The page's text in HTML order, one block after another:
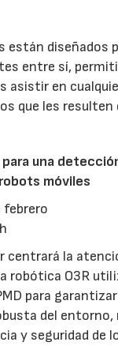
están diseñados
entre sí,
asistir en
que les resulten
para una
móviles
febrero
centrará la
robótica O3R
para
del entorno,
y seguridad de